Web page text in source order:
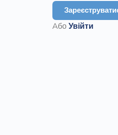
AбоУвійти